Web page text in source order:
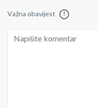
Važna obavijest !